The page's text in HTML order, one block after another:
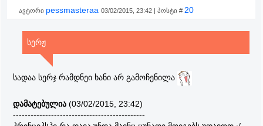
ავტორი pessmasteraa 03/02/2015, 23:42 | პოსტი # 20
სერჟ
სადაა სერჯ რამდნეი ხანი არ გამოჩენილა
დამატებულია (03/02/2015, 23:42)
---------------------------------------------